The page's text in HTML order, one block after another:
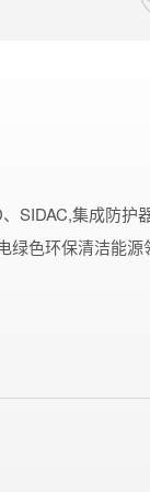
SIDAC,集成防
色环保清洁能